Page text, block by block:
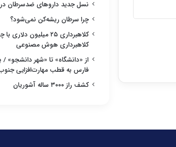
نسل جدید داروهای ضدسرطان در
چرا سرطان ریشه‌کن نمی‌شود؟
کلاهبرداری ۲۵ میلیون
کلاهبرداری هوش مصنوعی
از «دانشگاه» تا «شهر دانشجو» /
فارس به قطب مهارت‌افزایی
کشف راز ۳۰۰۰ ساله آشوریان